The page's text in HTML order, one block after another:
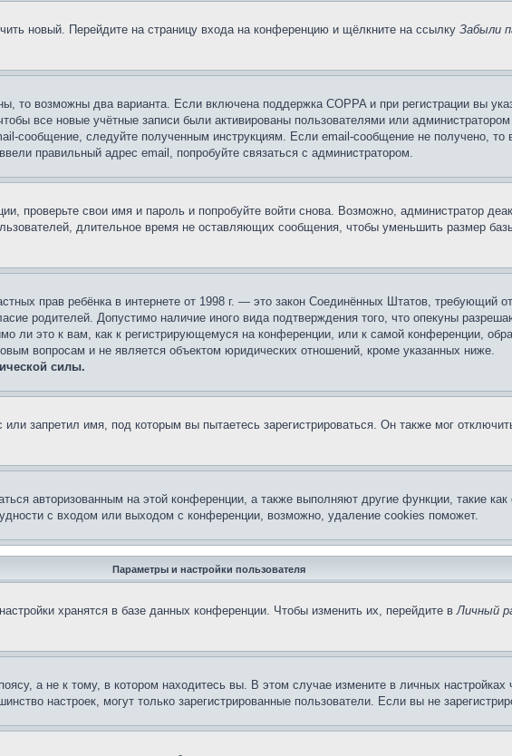
новый. Перейдите на страницу входа на конференцию и щёлкните на ссылку Забыли
то возможны два варианта. Если включена поддержка COPPA и при регистрации вы
все новые учётные записи были активированы пользователями или
сообщение, следуйте полученным инструкциям. Если email-сообщение не получено,
правильный адрес email, попробуйте связаться с администратором.
проверьте свои имя и пароль и попробуйте войти снова. Возможно, администратор
длительное время не оставляющих сообщения, чтобы уменьшить размер
прав ребёнка в интернете от 1998 г. — это закон Соединённых Штатов, требующий
родителей. Допустимо наличие иного вида подтверждения того, что опекуны
ли это к вам, как к регистрирующемуся на конференции, или к самой конференции,
вопросам и не является объектом юридических отношений, кроме указанных ниже.
силы.
запретил имя, под которым вы пытаетесь зарегистрироваться. Он также мог
авторизованным на этой конференции, а также выполняют другие функции, такие
с входом или выходом с конференции, возможно, удаление cookies поможет.
Параметры и настройки пользователя
хранятся в базе данных конференции. Чтобы изменить их, перейдите вЛичный
а не к тому, в котором находитесь вы. В этом случае измените в личных настройках
настроек, могут только зарегистрированные пользователи. Если вы не